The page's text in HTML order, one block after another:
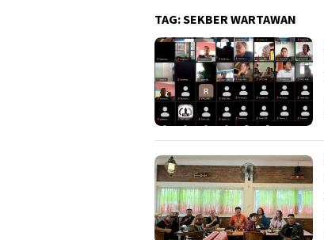
TAG:SEKBER WARTAWAN